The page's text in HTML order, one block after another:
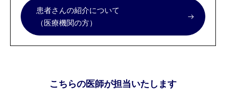
患者さんの紹介について
（医療機関の方）
こちらの医師が担当いたします